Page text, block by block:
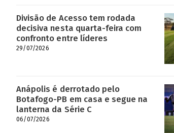
Divisão de Acesso tem rodada
decisiva nesta quarta-feira com
confronto entre líderes
29/07/2026
Anápolis é derrotado pelo
Botafogo-PB em casa e segue na
lanterna da Série C
06/07/2026